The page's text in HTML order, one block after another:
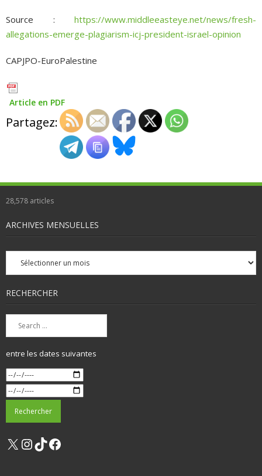
Source : https://www.middleeasteye.net/news/fresh-
allegations-emerge-plagiarism-icj-president-israel-opinion
CAPJPO-EuroPalestine
Article en PDF
Partagez:
28,578 articles
ARCHIVES MENSUELLES
Archives
mensuelles
RECHERCHER
entre les dates suivantes
X Instagram
TikTok